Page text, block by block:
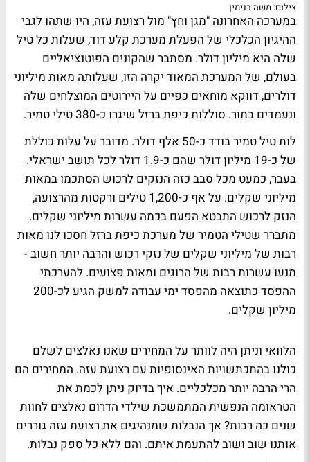
צילום: משה בנימין
במערכה האחרונה "מגן וחץ" מול רצועת עזה, היו שתהו לגבי
ההיגיון הכלכלי של הפעלת מערכת קלע דוד, שעלות כל טיל
שלה היא מיליון דולר. מסתבר שהקונים הפוטנציאליים
בעולם, של המערכת המאוד יקרה הזו, שעלותה מאות מיליוני
דולרים, דווקא מוחאים כפיים על היירוטים המוצלחים שלה
ונעמדים בתור. סוללות כיפת ברזל שיגרו כ-380 טילי טמיר.
לות טיל טמיר בודד כ-50 אלף דולר. מדובר על עלות כוללת
של כ-19 מיליון דולר שהם כ-1.9 דולר לכל תושב ישראלי.
בעבר, כמעט מכל סבב כזה הנזקים לרכוש הסתכמו במאות
מיליוני שקלים. על אף כ-1,200 טילים ורקטות מהרצועה,
הנזק לרכוש התבטא הפעם בכמה עשרות מיליוני שקלים.
מתברר שטילי הטמיר של מערכת כיפת ברזל חסכו לנו מאות
רבות של מיליוני שקלים של נזקי רכוש והרבה יותר חשוב -
מנעו עשרות רבות של הרוגים ומאות פצועים. להערכתי
ההפסד כתוצאה מהפסד ימי עבודה למשק הגיע לכ-200
מיליון שקלים.
הלוואי וניתן היה לוותר על המחירים שאנו נאלצים לשלם
כולנו בהתכתשויות האינסופיות עם רצועת עזה. המחירים הם
הרי הרבה יותר מכלכליים. איך בדיוק ניתן לכמת את
הטראומה הנפשית המתמשכת שילדי הדרום נאלצים לחוות
שנים כה רבות? אך הנבלות שמנהיגים את רצועת עזה גוררים
אותנו שוב ושוב להתעמת איתם. והם ללא כל ספק נבלות.